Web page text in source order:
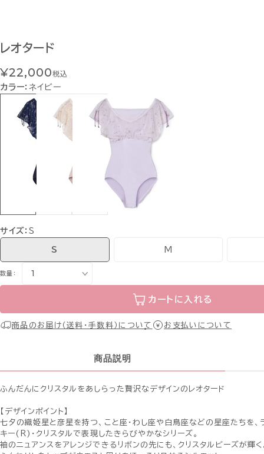
レオタード
¥22,000税込
カラー：ネイビー
サイズ：S
S M
数量：
カートに入れる
商品のお届け（送料・手数料）について お支払いについて
商品説明
ふんだんにクリスタルをあしらった贅沢なデザインのレオタード
【デザインポイント】
七夕の織姫星と彦星を持つ、こと座・わし座や白鳥座などの星座たちを
キー(R)・クリスタルで表現したきらびやかなシリーズ。
袖のニュアンスをアレンジできるリボンの先にも、クリスタルビーズが輝く